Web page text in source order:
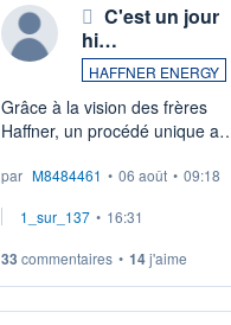
C'est un jour
hi…
HAFFNER ENERGY
Grâce à la vision des frères
Haffner, un procédé unique au
passer graduellement des
stockant des tonnes de c
par M8484461 • 06 août • 09:18
1_sur_137 • 16:31
33 commentaires • 14j'aime